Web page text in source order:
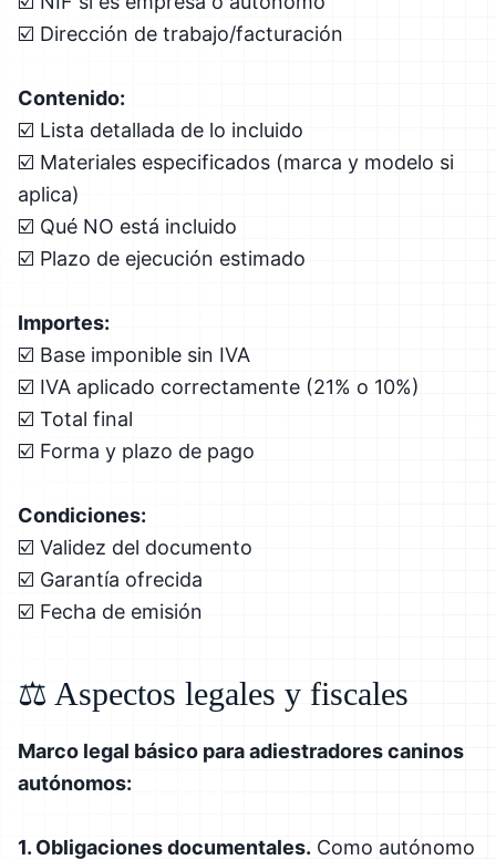
☑️ Dirección de trabajo/facturación
Contenido:
☑️ Lista detallada de lo incluido
☑️ Materiales especificados (marca y modelo si
aplica)
☑️ Qué NO está incluido
☑️ Plazo de ejecución estimado
Importes:
☑️ Base imponible sin IVA
☑️ IVA aplicado correctamente (21% o 10%)
☑️ Total final
☑️ Forma y plazo de pago
Condiciones:
☑️ Validez del documento
☑️ Garantía ofrecida
☑️ Fecha de emisión
⚖️ Aspectos legales y fiscales
Marco legal básico para adiestradores caninos
autónomos:
1. Obligaciones documentales. Como autónomo